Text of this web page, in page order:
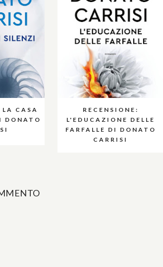
LA CASA
DONATO
RECENSIONE:
L'EDUCAZIONE DELLE
FARFALLE DI DONATO
CARRISI